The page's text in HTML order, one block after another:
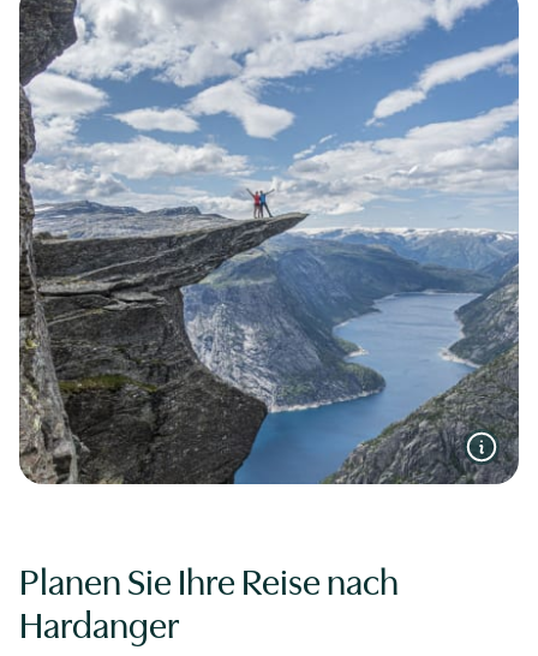
Planen Sie Ihre Reise nach
Hardanger